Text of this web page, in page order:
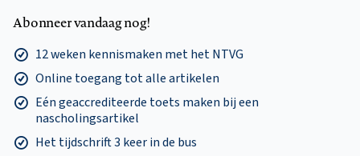
Abonneer vandaag nog!
12 weken kennismaken met het NTVG
Online toegang tot alle artikelen
Eén geaccrediteerde toets maken bij een
nascholingsartikel
Het tijdschrift 3 keer in de bus